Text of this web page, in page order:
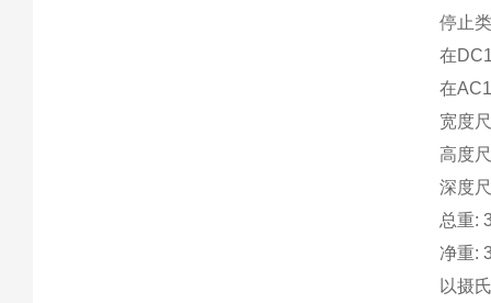
停止
在
在
宽度
高度
深度
总重:
净重:
以摄